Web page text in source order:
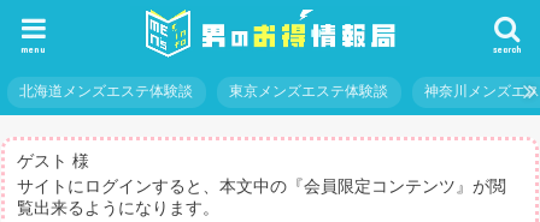
search
menu
北海道メンズエステ体験談 東京メンズエステ体験談 神奈川メンズエ
ゲスト 様
サイトにログインすると、本文中の『会員限定コンテンツ』が閲
覧出来るようになります。